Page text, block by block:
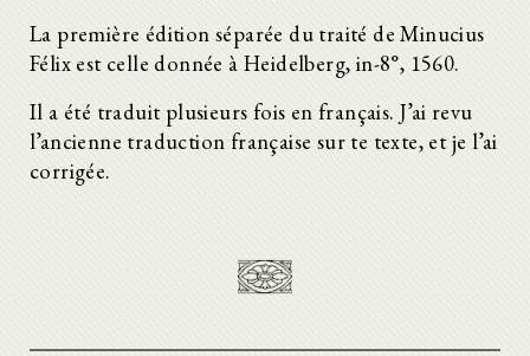
La première édition séparée du traité de Minucius
Félix est celle donnée à Heidelberg, in-8°, 1560.
Il a été traduit plusieurs fois en français. J’ai revu
l’ancienne traduction française sur te texte, et je l’ai
corrigée.